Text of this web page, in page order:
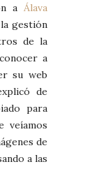
a Álava
gestión
de la
a
su web
de
para
veíamos
de
a las